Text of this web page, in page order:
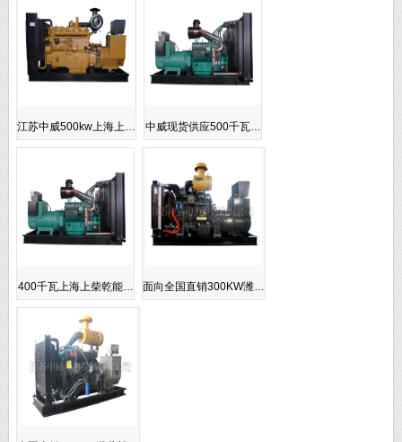
江苏中威500kw上海上… 中威现货供应500千瓦…
400千瓦上海上柴乾能… 面向全国直销300KW潍…